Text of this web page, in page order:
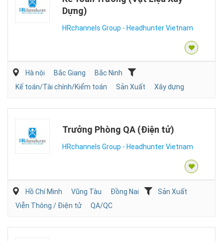
Dựng)
HRchannels Group - Headhunter Vietnam
Hà nội Bắc Giang
Bắc Ninh
Kế toán/Tài chính/Kiểm toán
Sản Xuất Xây dựng
Trưởng Phòng QA (Điện tử)
HRchannels Group - Headhunter Vietnam
Hồ Chí Minh Vũng Tàu Đồng Nai
Sản Xuất
Viễn Thông / Điện tử
QA/QC